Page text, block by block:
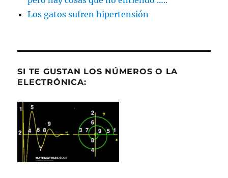
Los gatos sufren hipertensión
SI TE GUSTAN LOS NÚMEROS O LA
ELECTRÓNICA: